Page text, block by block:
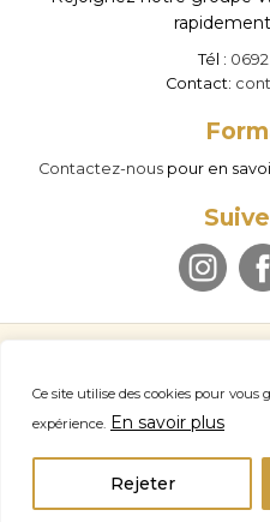
Ce site utilise des cookies pour
expérience. En savoir plus
Rejeter
Tél :
Contact:
Contactez-nous pour en
Conditions d’utilisation
Nous contacter